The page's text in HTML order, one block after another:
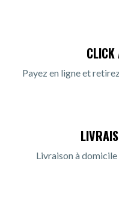
CLICK
Payez en ligne et
Livraison à domicile